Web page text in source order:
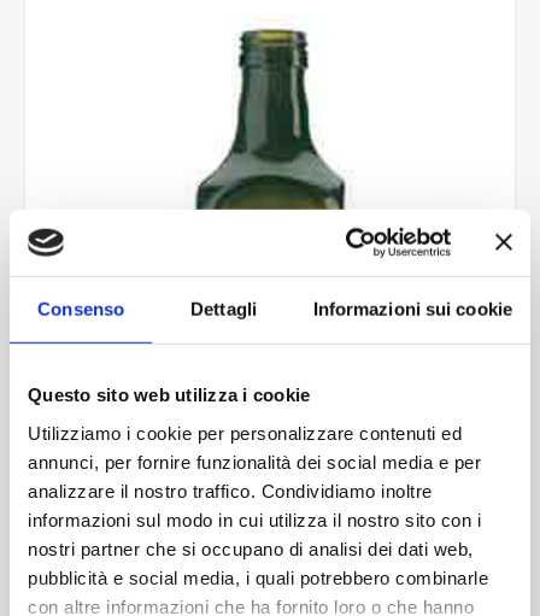
Consenso Dettagli Informazioni sui cookie
Questo sito web utilizza i cookie
Utilizziamo i cookie per personalizzare contenuti ed
annunci, per fornire funzionalità dei social media e per
analizzare il nostro traffico. Condividiamo inoltre
informazioni sul modo in cui utilizza il nostro sito con i
nostri partner che si occupano di analisi dei dati web,
pubblicità e social media, i quali potrebbero combinarle
con altre informazioni che ha fornito loro o che hanno